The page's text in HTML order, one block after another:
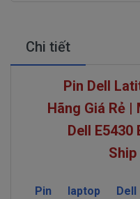
Chi tiết
Pin Dell
Hãng Giá Rẻ |
Dell E5430
Ship
Pin laptop Dell